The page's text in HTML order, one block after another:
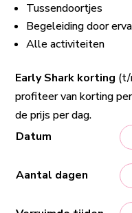
Tussendoortjes
Begeleiding door
Alle activiteiten
Early Shark korting (t/
profiteer van korting
de prijs per dag.
Datum
Aantal dagen